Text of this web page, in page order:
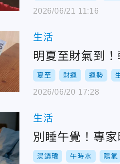
2026/06/21 11:16
生活
明夏至財氣到
夏至 財運 運勢
2026/06/20 17:28
生活
別睡午覺！專
湯鎮瑋 午時水 陽氣